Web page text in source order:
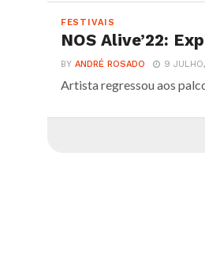
FESTIVAIS
NOS Alive’22:
BY ANDRÉ ROSADO 9
Artista regressou aos